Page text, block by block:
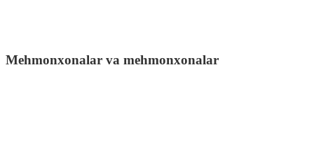
Mehmonxonalar va mehmonxonalar